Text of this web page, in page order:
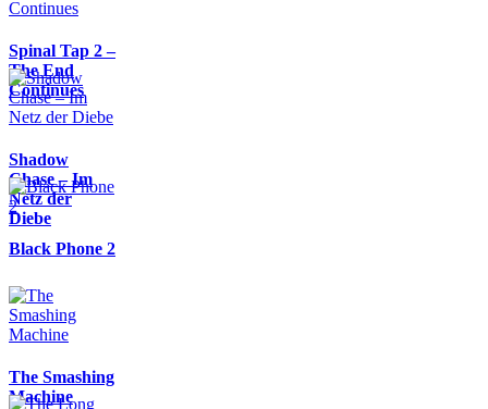
Spinal Tap 2 –
The End
Continues
Shadow
Chase – Im
Netz der
Diebe
Black Phone 2
The Smashing
Machine